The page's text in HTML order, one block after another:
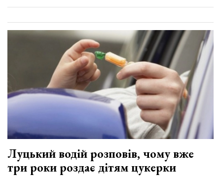
Луцький водій розповів, чому вже
три роки роздає дітям цукерки